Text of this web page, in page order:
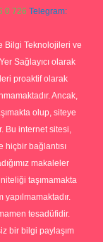
0 726 Telegram:
Bilgi Teknolojileri ve
Sağlayıcı olarak
proaktif olarak
Ancak,
olup, siteye
Bu internet sitesi,
hiçbir bağlantısı
makaleler
taşımamakta
tesadüfidir.
bir bilgi paylaşım